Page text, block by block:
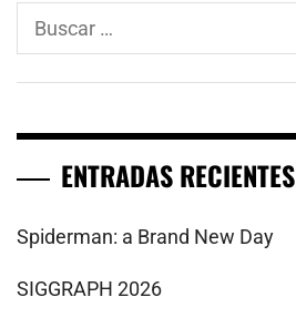
Buscar:
ENTRADAS RECIENTES
Spiderman: a Brand New Day
SIGGRAPH 2026